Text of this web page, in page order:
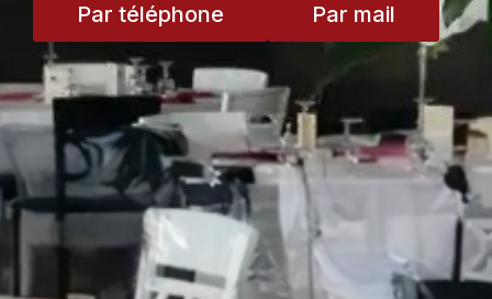
Par téléphone
Par mail